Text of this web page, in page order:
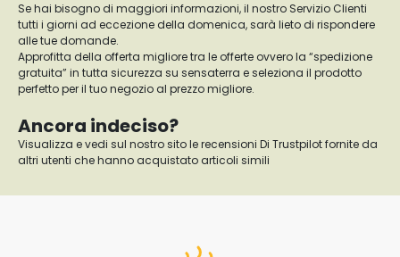
Se hai bisogno di maggiori informazioni, il nostro Servizio Clienti
tutti i giorni ad eccezione della domenica, sarà lieto di rispondere
alle tue domande.
Approfitta della offerta migliore tra le offerte ovvero la “spedizione
gratuita” in tutta sicurezza su sensaterra e seleziona il prodotto
perfetto per il tuo negozio al prezzo migliore.
Ancora indeciso?
Visualizza e vedi sul nostro sito le recensioni Di Trustpilot fornite da
altri utenti che hanno acquistato articoli simili